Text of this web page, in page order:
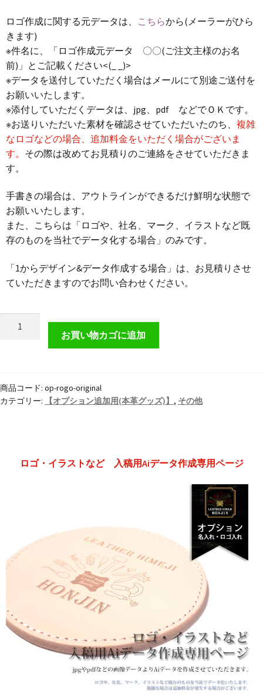
ロゴ作成に関する元データは、 こちらから(メーラーがひら
きます)
※件名に、「ロゴ作成元データ 〇〇(ご注文主様のお名
前)」とご記載ください<(_ _)>
※データを送付していただく場合はメールにて別途ご送付を
お願いいたします。
※添付していただくデータは、jpg、pdf などでＯＫです。
※お送りいただいた素材を確認させていただいたのち、 複雑
なロゴなどの場合、追加料金をいただく場合がございま
す。 その際は改めてお見積りのご連絡をさせていただきま
す。
手書きの場合は、アウトラインができるだけ鮮明な状態で
お願いいたします。
また、こちらは「ロゴや、社名、マーク、イラストなど既
存のものを当社でデータ化する場合」のみです。
「1からデザイン&データ作成する場合」は、お見積りさせ
ていただきますのでお問い合わせください。
ロ
ゴ・
デ
作
成
お買い物カゴに追加
商品コード: op-rogo-original
カテゴリー:
【オプション追加用(本革グッズ)】 , その他
ロゴ・イラストなど 入稿用Aiデータ作成専用ページ